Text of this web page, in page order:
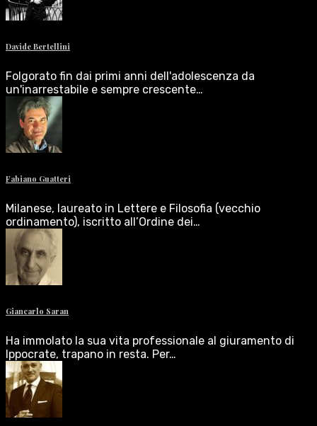
Davide Bertellini
Folgorato fin dai primi anni dell'adolescenza da
un'inarrestabile e sempre crescente…
Fabiano Guatteri
Milanese, laureato in Lettere e Filosofia (vecchio
ordinamento), iscritto all’Ordine dei…
Giancarlo Saran
Ha immolato la sua vita professionale al giuramento di
Ippocrate, trapano in resta. Per…